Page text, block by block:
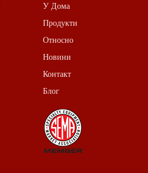
У Дома
Продукти
Относно
Новини
Контакт
Блог